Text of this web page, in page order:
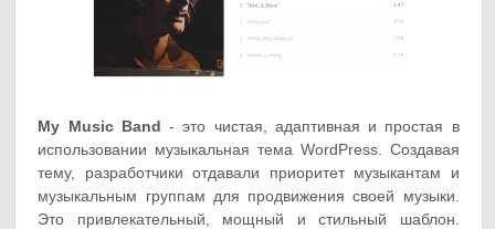
My Music Band - это чистая, адаптивная и простая в
использовании музыкальная тема WordPress. Создавая
тему, разработчики отдавали приоритет музыкантам и
музыкальным группам для продвижения своей музыки.
Это привлекательный, мощный и стильный шаблон.